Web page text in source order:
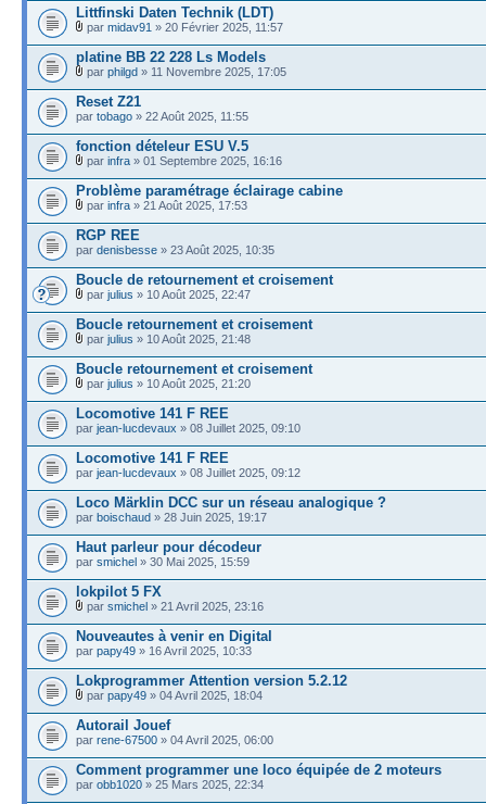
Littfinski Daten Technik (LDT)
par midav91 » 20 Février 2025, 11:57
platine BB 22 228 Ls Models
par philgd » 11 Novembre 2025, 17:05
Reset Z21
par tobago » 22 Août 2025, 11:55
fonction dételeur ESU V.5
par infra » 01 Septembre 2025, 16:16
Problème paramétrage éclairage cabine
par infra » 21 Août 2025, 17:53
RGP REE
par denisbesse » 23 Août 2025, 10:35
Boucle de retournement et croisement
par julius » 10 Août 2025, 22:47
Boucle retournement et croisement
par julius » 10 Août 2025, 21:48
Boucle retournement et croisement
par julius » 10 Août 2025, 21:20
Locomotive 141 F REE
par jean-lucdevaux » 08 Juillet 2025, 09:10
Locomotive 141 F REE
par jean-lucdevaux » 08 Juillet 2025, 09:12
Loco Märklin DCC sur un réseau analogique ?
par boischaud » 28 Juin 2025, 19:17
Haut parleur pour décodeur
par smichel » 30 Mai 2025, 15:59
lokpilot 5 FX
par smichel » 21 Avril 2025, 23:16
Nouveautes à venir en Digital
par papy49 » 16 Avril 2025, 10:33
Lokprogrammer Attention version 5.2.12
par papy49 » 04 Avril 2025, 18:04
Autorail Jouef
par rene-67500 » 04 Avril 2025, 06:00
Comment programmer une loco équipée de 2 moteurs
par obb1020 » 25 Mars 2025, 22:34